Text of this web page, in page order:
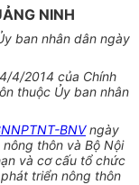
NINH
ban nhân dân ngày
4/2014 của Chính
thuộc Ủy ban nhân
BNVngày
thôn và Bộ Nội
và cơ cấu tổ chức
triển nông thôn